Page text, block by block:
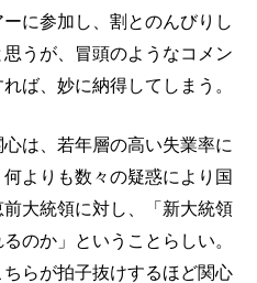
に参加し、割とのんびりし
うが、冒頭のようなコメン
ば、妙に納得してしまう。
は、若年層の高い失業率に
よりも数々の疑惑により国
大統領に対し、「新大統領
のか」ということらしい。
らが拍子抜けするほど関心